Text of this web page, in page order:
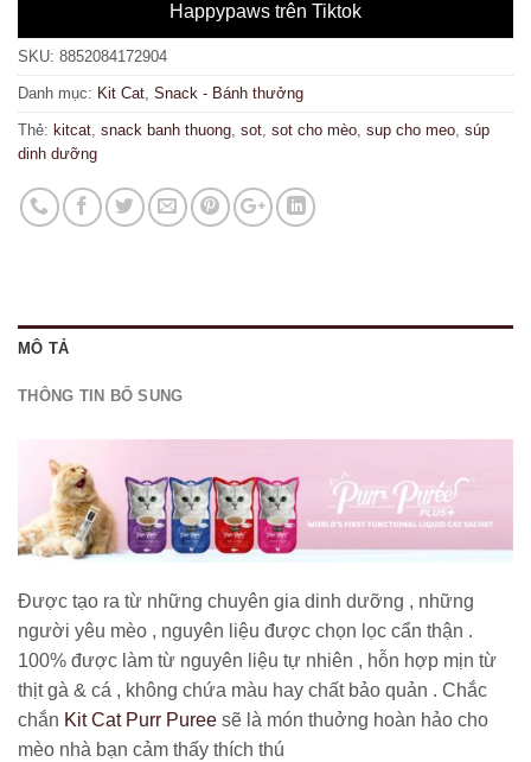
Happypaws trên Tiktok
SKU: 8852084172904
Danh mục: Kit Cat, Snack - Bánh thưởng
Thẻ: kitcat, snack banh thuong, sot, sot cho mèo, sup cho meo, súp
dinh dưỡng
MÔ TẢ
THÔNG TIN BỔ SUNG
Được tạo ra từ những chuyên gia dinh dưỡng , những
người yêu mèo , nguyên liệu được chọn lọc cẩn thận .
100% được làm từ nguyên liệu tự nhiên , hỗn hợp mịn từ
thịt gà & cá , không chứa màu hay chất bảo quản . Chắc
chắn Kit Cat Purr Puree sẽ là món thuởng hoàn hảo cho
mèo nhà bạn cảm thấy thích thú